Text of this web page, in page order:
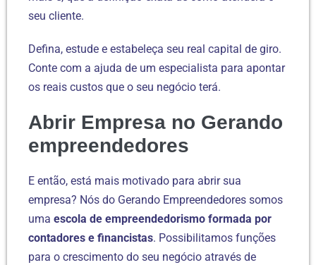
seu cliente.
Defina, estude e estabeleça seu real capital de giro.
Conte com a ajuda de um especialista para apontar
os reais custos que o seu negócio terá.
Abrir Empresa no Gerando
empreendedores
E então, está mais motivado para abrir sua
empresa? Nós do Gerando Empreendedores somos
uma escola de empreendedorismo formada por
contadores e financistas. Possibilitamos funções
para o crescimento do seu negócio através de